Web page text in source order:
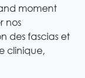
moment
nos
des fascias et
clinique,